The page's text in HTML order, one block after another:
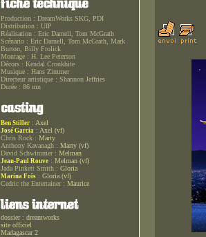
Production : DreamWorks SKG, PDI
Distribution : UIP
Réalisation : Eric Darnell, Tom McGrath
Scénario : Eric Darnell, Tom McGrath, Mark
Burton, Billy Frolick
Montage : H. Lee Peterson
Décors : Kendal Cronkhite
Musique : Hans Zimmer
Directeur artistique : Shannon Jeffries
Durée : 86 mn
Ben Stiller : Axel
José Garcia : Axel (vf)
Chris Rock : Marty
Anthony Kavanagh : Marty (vf)
David Schwimmer : Melman
Jean-Paul Rouve : Melman (vf)
Jada Pinkett Smith : Gloria
Marina Foïs : Gloria (vf)
Cedric the Entertainer : Maurice
dossier : dreamworks
site officiel
Madagascar 2